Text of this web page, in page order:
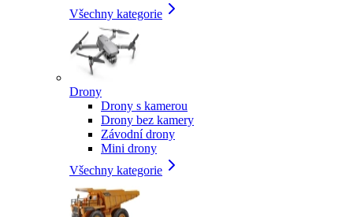
Všechny kategorie
Drony
Drony s kamerou
Drony bez kamery
Závodní drony
Mini drony
Všechny kategorie